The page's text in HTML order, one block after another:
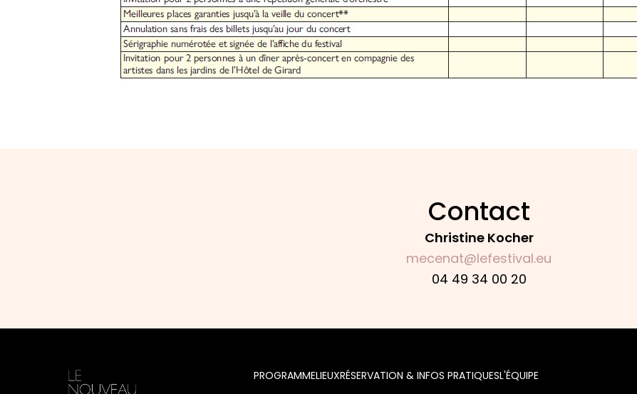
Contact
Christine Kocher
mecenat@lefestival.eu
04 49 34 00 20
PROGRAMMELIEUXRÉSERVATION & INFOS PRATIQUESL'ÉQUIPE